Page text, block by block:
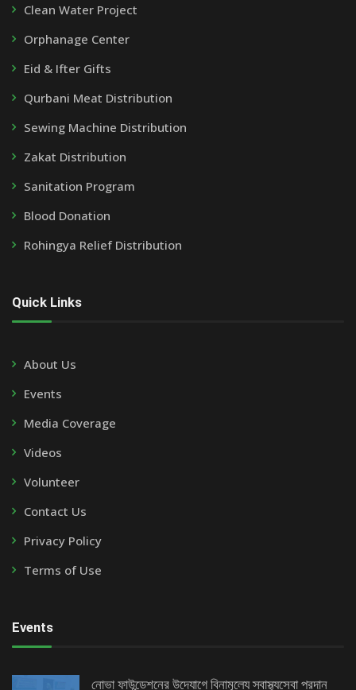
Clean Water Project
Orphanage Center
Eid & Ifter Gifts
Qurbani Meat Distribution
Sewing Machine Distribution
Zakat Distribution
Sanitation Program
Blood Donation
Rohingya Relief Distribution
Quick Links
About Us
Events
Media Coverage
Videos
Volunteer
Contact Us
Privacy Policy
Terms of Use
Events
নোভা ফাউন্ডেশনের উদ্যোগে বিনামূল্যে স্বাস্থ্যসেবা প্রদান